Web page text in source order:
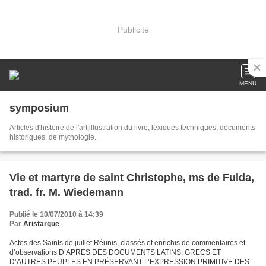
Publicité
MENU
symposium
Articles d'histoire de l'art,illustration du livre, lexiques techniques, documents
historiques, de mythologie.
Vie et martyre de saint Christophe, ms de Fulda,
trad. fr. M. Wiedemann
Publié le 10/07/2010 à 14:39
Par Aristarque
Actes des Saints de juillet Réunis, classés et enrichis de commentaires et
d’observations D’APRES DES DOCUMENTS LATINS, GRECS ET
D’AUTRES PEUPLES EN PRÉSERVANT L’EXPRESSION PRIMITIVE DES